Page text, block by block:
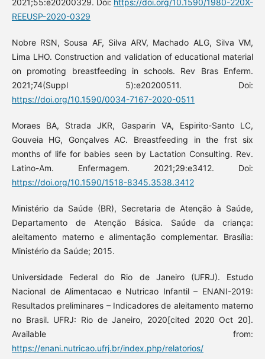
2021;55:e20200329. Doi: https://doi.org/10.1590/1980-220X-
REEUSP-2020-0329
Nobre RSN, Sousa AF, Silva ARV, Machado ALG, Silva VM,
Lima LHO. Construction and validation of educational material
on promoting breastfeeding in schools. Rev Bras Enferm.
2021;74(Suppl 5):e20200511. Doi:
https://doi.org/10.1590/0034-7167-2020-0511
Moraes BA, Strada JKR, Gasparin VA, Espirito-Santo LC,
Gouveia HG, Gonçalves AC. Breastfeeding in the frst six
months of life for babies seen by Lactation Consulting. Rev.
Latino-Am. Enfermagem. 2021;29:e3412. Doi:
https://doi.org/10.1590/1518-8345.3538.3412
Ministério da Saúde (BR), Secretaria de Atenção à Saúde,
Departamento de Atenção Básica. Saúde da criança:
aleitamento materno e alimentação complementar. Brasília:
Ministério da Saúde; 2015.
Universidade Federal do Rio de Janeiro (UFRJ). Estudo
Nacional de Alimentacao e Nutricao Infantil – ENANI-2019:
Resultados preliminares – Indicadores de aleitamento materno
no Brasil. UFRJ: Rio de Janeiro, 2020[cited 2020 Oct 20].
Available from:
https://enani.nutricao.ufrj.br/index.php/relatorios/